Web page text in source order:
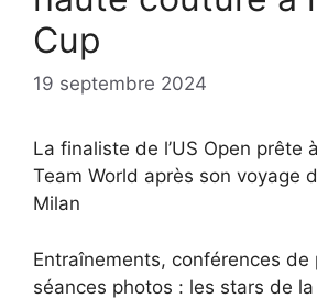
Cup
19 septembre 2024
La finaliste de l’US Open prête
Team World après son voyage
Milan
Entraînements, conférences de
séances photos : les stars de